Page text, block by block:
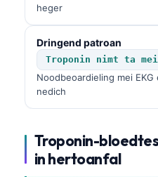
heger
Dringend patroan
Troponin nimt ta
Noodbeoardieling mei
nedich
Troponin-
in hertoanfal